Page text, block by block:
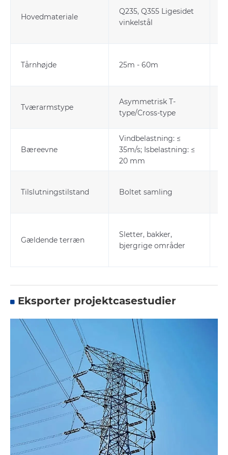
Hovedmateriale
Q235, Q355 Ligesidet
vinkelstål
Tårnhøjde 25m - 60m
Tværarmstype
Asymmetrisk T-
type/Cross-type
Bæreevne
Vindbelastning: ≤
35m/s; Isbelastning: ≤
20 mm
Tilslutningstilstand Boltet samling
Gældende terræn
Sletter, bakker,
bjergrige områder
Eksporter projektcasestudier